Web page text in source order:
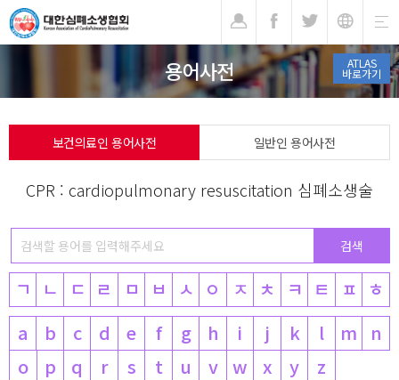
ATLAS
바로가기
용어사전
보건의료인 용어사전 일반인 용어사전
CPR : cardiopulmonary resuscitation 심폐소생술
ㄱ ㄴ ㄷ ㄹ ㅁ ㅂ ㅅ ㅇ ㅈ ㅊ ㅋ ㅌ ㅍ ㅎ
a
b c d e f g h i j k l m
n
o
p q r s t u v w x y z